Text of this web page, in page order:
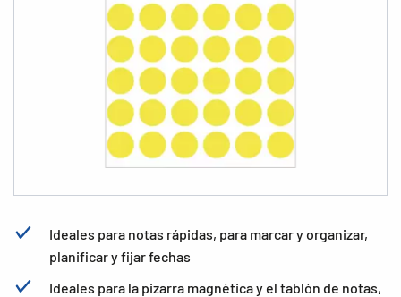
Ideales para notas rápidas, para marcar y organizar,
planificar y fijar fechas
Ideales para la pizarra magnética y el tablón de notas,